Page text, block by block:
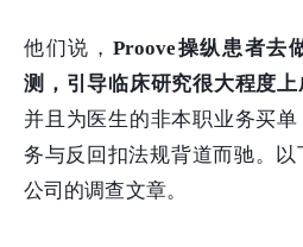
他们说， Proove操纵患者去
测，引导临床研究很大程度
并且为医生的非本职业务买
务与反回扣法规背道而驰。以
公司的调查文章。